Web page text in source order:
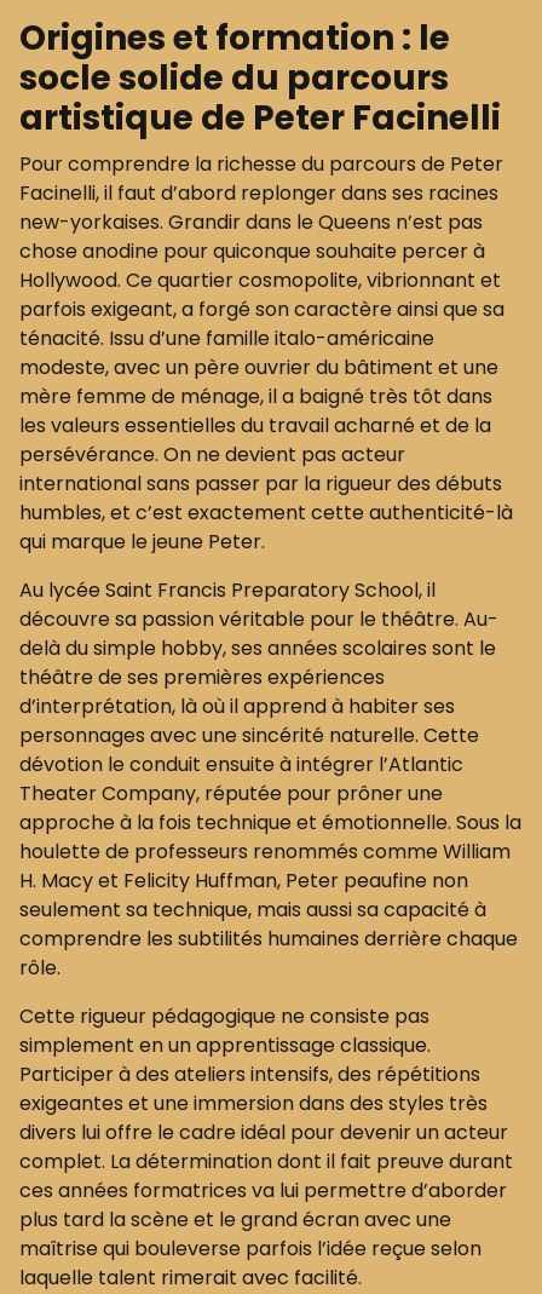
Origines et formation : le
socle solide du parcours
artistique de Peter Facinelli
Pour comprendre la richesse du parcours de Peter
Facinelli, il faut d’abord replonger dans ses racines
new-yorkaises. Grandir dans le Queens n’est pas
chose anodine pour quiconque souhaite percer à
Hollywood. Ce quartier cosmopolite, vibrionnant et
parfois exigeant, a forgé son caractère ainsi que sa
ténacité. Issu d’une famille italo-américaine
modeste, avec un père ouvrier du bâtiment et une
mère femme de ménage, il a baigné très tôt dans
les valeurs essentielles du travail acharné et de la
persévérance. On ne devient pas acteur
international sans passer par la rigueur des débuts
humbles, et c’est exactement cette authenticité-là
qui marque le jeune Peter.
Au lycée Saint Francis Preparatory School, il
découvre sa passion véritable pour le théâtre. Au-
delà du simple hobby, ses années scolaires sont le
théâtre de ses premières expériences
d’interprétation, là où il apprend à habiter ses
personnages avec une sincérité naturelle. Cette
dévotion le conduit ensuite à intégrer l’Atlantic
Theater Company, réputée pour prôner une
approche à la fois technique et émotionnelle. Sous la
houlette de professeurs renommés comme William
H. Macy et Felicity Huffman, Peter peaufine non
seulement sa technique, mais aussi sa capacité à
comprendre les subtilités humaines derrière chaque
rôle.
Cette rigueur pédagogique ne consiste pas
simplement en un apprentissage classique.
Participer à des ateliers intensifs, des répétitions
exigeantes et une immersion dans des styles très
divers lui offre le cadre idéal pour devenir un acteur
complet. La détermination dont il fait preuve durant
ces années formatrices va lui permettre d’aborder
plus tard la scène et le grand écran avec une
maîtrise qui bouleverse parfois l’idée reçue selon
laquelle talent rimerait avec facilité.